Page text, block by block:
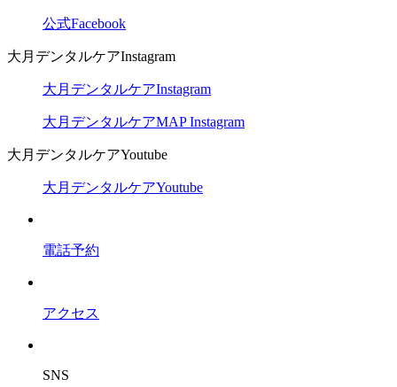
公式Facebook
大月デンタルケアInstagram
大月デンタルケアInstagram
大月デンタルケアMAP Instagram
大月デンタルケアYoutube
大月デンタルケアYoutube
電話予約
アクセス
SNS